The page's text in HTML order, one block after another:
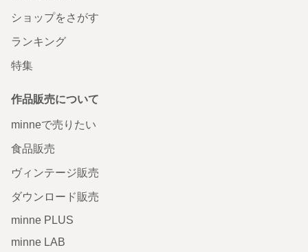
ショップをさがす
ランキング
特集
作品販売について
minneで売りたい
食品販売
ヴィンテージ販売
ダウンロード販売
minne PLUS
minne LAB